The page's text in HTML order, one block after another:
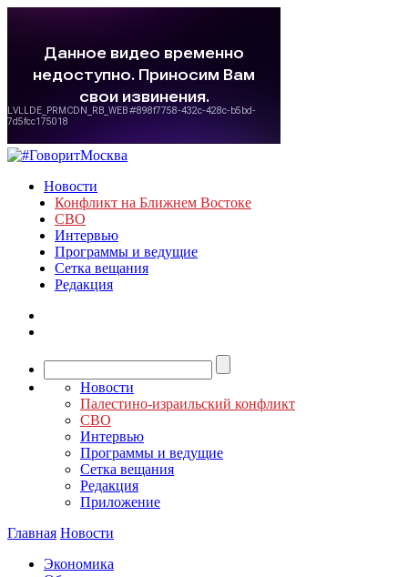
Новости
Конфликт на Ближнем Востоке
СВО
Интервью
Программы и ведущие
Сетка вещания
Редакция
Новости
Палестино-израильский конфликт
СВО
Интервью
Программы и ведущие
Сетка вещания
Редакция
Приложение
Главная Новости
Экономика